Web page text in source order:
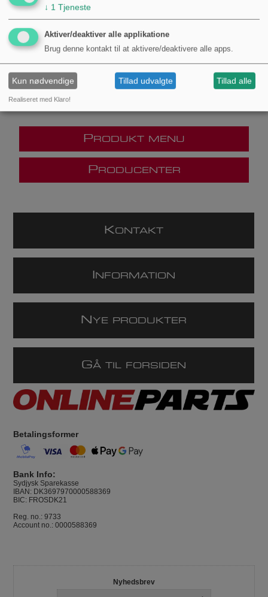
P RODUKT MENU
P RODUCENTER
KONTAKT
NFORMATION
N YE PRODUKTER
GÅ TIL FORSIDEN
Betalingsformer
Bank Info:
Sydjysk Sparekasse
IBAN: DK3697970000588369
BIC: FROSDK21
Reg. no.: 9733
Account no.: 0000588369
Nyhedsbrev
↓ 1 Tjeneste
Aktiver/deaktiver alle applikatione
Brug denne kontakt til at aktivere/deaktivere alle apps.
Kun nødvendige Tillad udvalgte Tillad alle
Realiseret med Klaro!